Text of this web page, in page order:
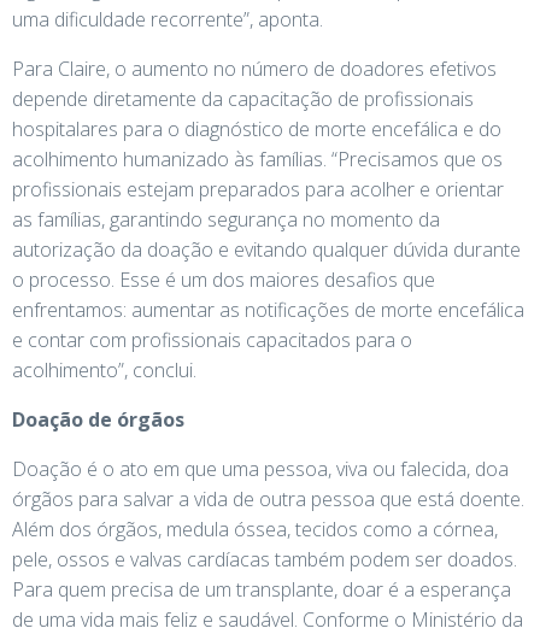
uma dificuldade recorrente”, aponta.
Para Claire, o aumento no número de doadores efetivos
depende diretamente da capacitação de profissionais
hospitalares para o diagnóstico de morte encefálica e do
acolhimento humanizado às famílias. “Precisamos que os
profissionais estejam preparados para acolher e orientar
as famílias, garantindo segurança no momento da
autorização da doação e evitando qualquer dúvida durante
o processo. Esse é um dos maiores desafios que
enfrentamos: aumentar as notificações de morte encefálica
e contar com profissionais capacitados para o
acolhimento”, conclui.
Doação de órgãos
Doação é o ato em que uma pessoa, viva ou falecida, doa
órgãos para salvar a vida de outra pessoa que está doente.
Além dos órgãos, medula óssea, tecidos como a córnea,
pele, ossos e valvas cardíacas também podem ser doados.
Para quem precisa de um transplante, doar é a esperança
de uma vida mais feliz e saudável. Conforme o Ministério da